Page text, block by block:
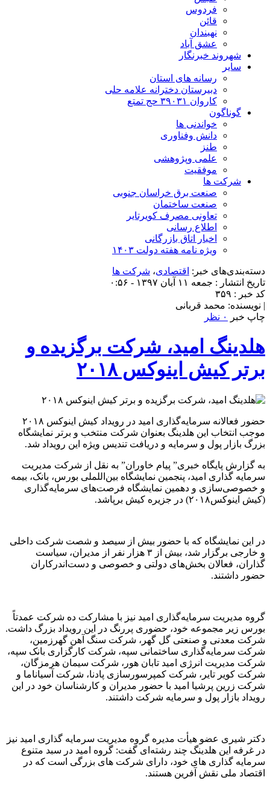
فردوس
قائن
نهبندان
عشق آباد
شهروند خبرنگار
سایر
رسانه های استان
دبیرستان دخترانه علامه حلی
کاروان ۳۹۰۳۱ حج تمتع
گوناگون
خواندنی ها
دانش وفناوری
طنز
علمی وپژوهشی
موفقیت
شرکت ها
صنعت برق خراسان جنوبی
صنعت ساختمان
تعاونی مصرف کویرتایر
اطلاع رسانی
اخبار اتاق بازرگانی
ویژه نامه هفته دولت ۱۴۰۳
دسته‌بندی‌های خبر: اقتصادی، شرکت ها
تاریخ انتشار : جمعه ۱۱ آبان ۱۳۹۷ - ۰:۵۶
کد خبر : ۳۵۹
| نویسنده: محمد قربانی
چاپ خبر
۰ نظر
هلدینگ امید، شرکت برگزیده و
برتر کیش اینوکس ۲۰۱۸
حضور فعالانه سرمایه‌گذاری امید در رویداد کیش اینوکس ۲۰۱۸
موجب انتخاب این هلدینگ بعنوان شرکت منتخب و برتر نمایشگاه
بزرگ بازار پول و سرمایه و دریافت تندیس ویژه این رویداد شد.
به گزارش پایگاه خبری” پیام خاوران” به نقل از شرکت مدیریت
سرمایه گذاری امید، پنجمین نمایشگاه بین‌اللملی بورس، بانک، بیمه
و خصوصی‌سازی و دهمین نمایشگاه فرصت‌های سرمایه‌گذاری
(کیش اینوکس۲۰۱۸) در جزیره کیش برپاشد.
در این نمایشگاه که با حضور بیش از سیصد و شصت شرکت داخلی
و خارجی برگزار شد، بیش از ۳ هزار نفر از مدیران، سیاست
گذاران، فعالان بخش‌های دولتی و خصوصی و دست‌اندرکاران
حضور داشتند.
گروه مدیریت سرمایه‌گذاری امید نیز با مشارکت ده شرکت عمدتاً
بورس زیر مجموعه خود، حضوری پررنگ در این رویداد بزرگ داشت.
شرکت معدنی و صنعتی گل گهر، شرکت سنگ آهن گهرزمین،
شرکت سرمایه‌گذاری ساختمانی سپه، شرکت کارگزاری بانک سپه،
شرکت مدیریت انرژی امید تابان هور، شرکت سیمان هرمزگان،
شرکت کویر تایر، شرکت کمپرسورسازی پادنا، شرکت آسیاناما و
شرکت زرین پرشیا امید با حضور مدیران و کارشناسان خود در این
رویداد بازار پول و سرمایه شرکت داشتند.
دکتر شیری عضو هیأت مدیره گروه مدیریت سرمایه گذاری امید نیز
در غرفه این هلدینگ چند رشته‌ای گفت: گروه امید در سبد متنوع
سرمایه گذاری های خود، دارای شرکت های بزرگی است که در
اقتصاد ملی نقش آفرین هستند.